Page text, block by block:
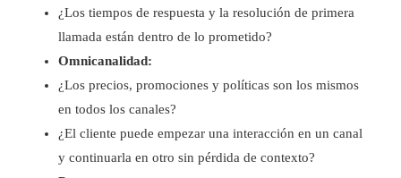
¿Los tiempos de respuesta y la resolución de primera
llamada están dentro de lo prometido?
Omnicanalidad:
¿Los precios, promociones y políticas son los mismos
en todos los canales?
¿El cliente puede empezar una interacción en un canal
y continuarla en otro sin pérdida de contexto?